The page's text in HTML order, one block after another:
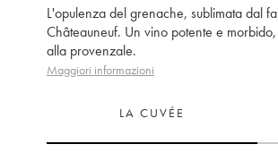
L'opulenza del grenache, sublimata dal
Châteauneuf. Un vino potente e
alla provenzale.
Maggiori informazioni
LA CUVÉE